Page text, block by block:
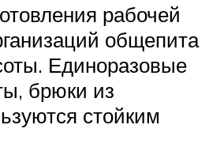
рабочей
общепита
Единоразовые
брюки из
стойким